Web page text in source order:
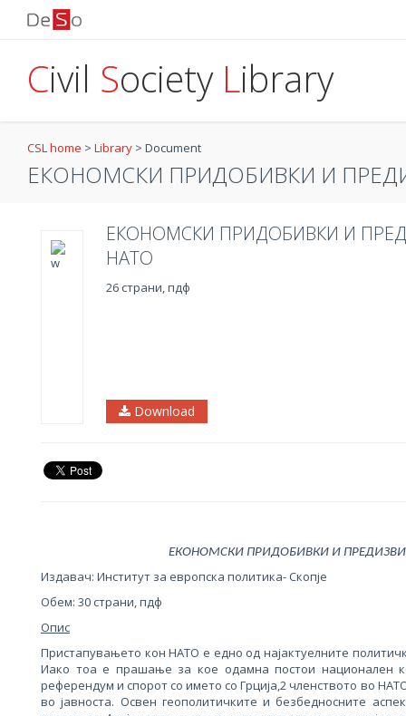
Civil Society Library
CSL home > Library > Document
ЕКОНОМСКИ ПРИДОБИВКИ И
ЕКОНОМСКИ ПРИДОБИВКИ И
НАТО
26 страни, пдф
Download
ЕКОНОМСКИ ПРИДОБИВКИ И
Издавач: Институт за европска политика- Скопје
Обем: 30 страни, пдф
Опис
Пристапувањето кон НАТО е едно од најактуелните
Иако тоа е прашање за кое одамна постои национален
референдум и спорот со името со Грција,2 членството во
во јавноста. Освен геополитичките и безбедносните